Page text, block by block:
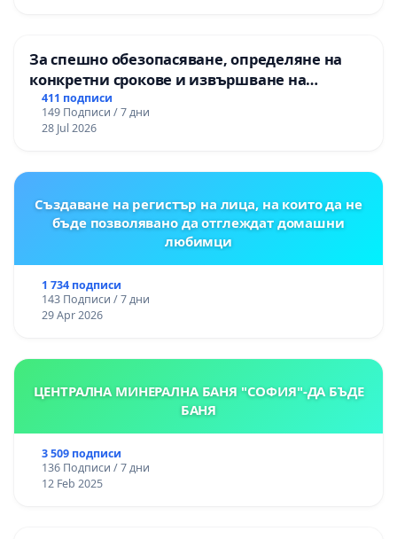
За спешно обезопасяване, определяне на
конкретни срокове и извършване на
цялостна рехабилитация на
републиканския път между пътен възел АМ
„Тракия“ - гр. Ихтиман - с. Мирово - к.к.
411 подписи
149 Подписи / 7 дни
28 Jul 2026
Създаване на регистър на лица, на които да не
бъде позволявано да отглеждат домашни
любимци
1 734 подписи
143 Подписи / 7 дни
29 Apr 2026
ЦЕНТРАЛНА МИНЕРАЛНА БАНЯ "СОФИЯ"-ДА БЪДЕ
БАНЯ
3 509 подписи
136 Подписи / 7 дни
12 Feb 2025